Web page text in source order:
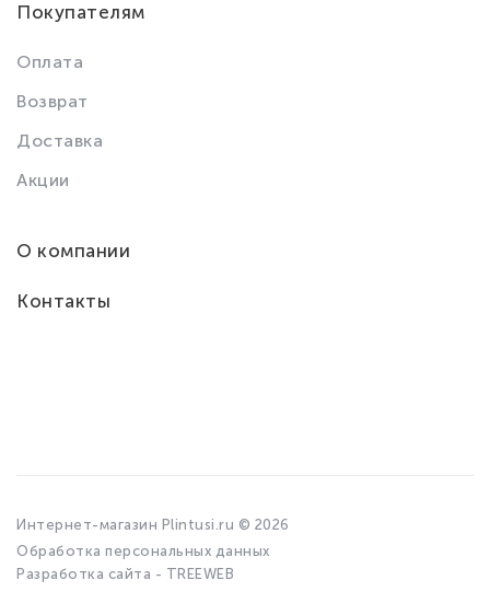
Покупателям
Оплата
Возврат
Доставка
Акции
О компании
Контакты
Интернет-магазин Plintusi.ru © 2026
Обработка персональных данных
Разработка сайта - TREEWEB